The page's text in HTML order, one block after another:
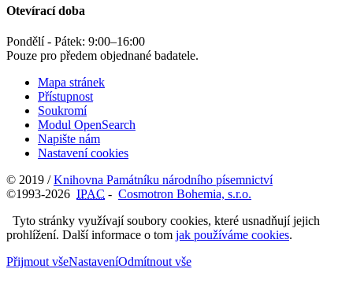
Otevírací doba
Pondělí - Pátek: 9:00–16:00
Pouze pro předem objednané badatele.
Mapa stránek
Přístupnost
Soukromí
Modul OpenSearch
Napište nám
Nastavení cookies
© 2019 /Knihovna Památníku národního písemnictví
©1993-2026 IPAC - Cosmotron Bohemia, s.r.o.
Tyto stránky využívají soubory cookies, které usnadňují jejich
prohlížení. Další informace o tom jak používáme cookies.
Přijmout všeNastaveníOdmítnout vše